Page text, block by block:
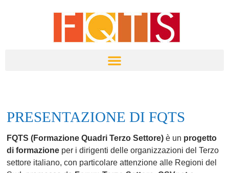
PRESENTAZIONE DI FQTS
FQTS (Formazione Quadri Terzo Settore) è un progetto
di formazione per i dirigenti delle organizzazioni del Terzo
settore italiano, con particolare attenzione alle Regioni del